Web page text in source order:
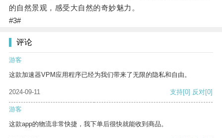
的自然景观，感受大自然的奇妙魅力。
#3#
评论
游客
这款加速器VPM应用程序已经为我们带来了无限的隐私和自由。
2024-09-11 支持[0] 反对[0]
游客
这款app的物流非常快捷，我下单后很快就能收到商品。